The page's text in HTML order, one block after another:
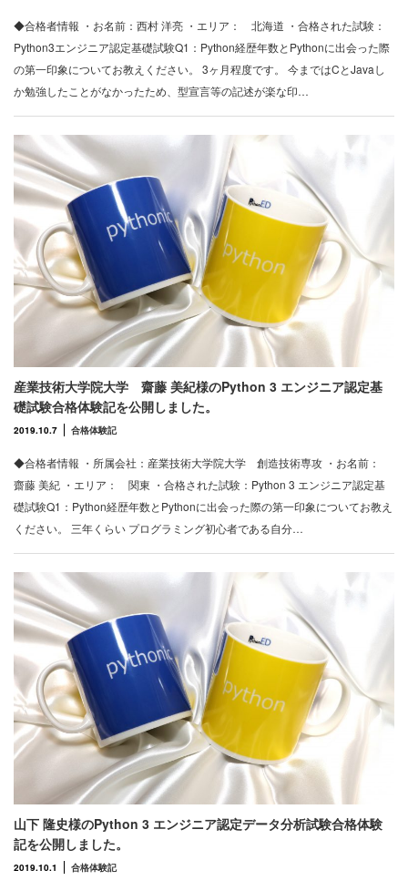
◆合格者情報 ・お名前：西村 洋亮 ・エリア： 北海道 ・合格された試験：
Python3エンジニア認定基礎試験Q1：Python経歴年数とPythonに出会った際
の第一印象についてお教えください。 3ヶ月程度です。 今まではCとJavaし
か勉強したことがなかったため、型宣言等の記述が楽な印…
産業技術大学院大学 齋藤 美紀様のPython 3 エンジニア認定基
礎試験合格体験記を公開しました。
2019.10.7 合格体験記
◆合格者情報 ・所属会社：産業技術大学院大学 創造技術専攻 ・お名前：
齋藤 美紀 ・エリア： 関東 ・合格された試験：Python 3 エンジニア認定基
礎試験Q1：Python経歴年数とPythonに出会った際の第一印象についてお教え
ください。 三年くらい プログラミング初心者である自分…
山下 隆史様のPython 3 エンジニア認定データ分析試験合格体験
記を公開しました。
2019.10.1 合格体験記